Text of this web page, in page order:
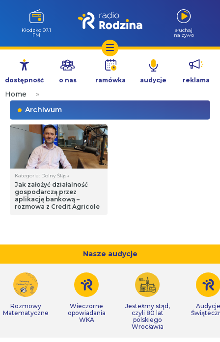
Przejdź
treści
Kłodzko 97.1
FM
słuchaj
na żywo
dostępność o nas ramówka audycje reklama
Home
»
Archiwum
Kategoria: Dolny Śląsk
Jak założyć działalność
gospodarczą przez
aplikację bankową –
rozmowa z Credit Agricole
Nasze audycje
Rozmowy
Matematyczne
Wieczorne
opowiadania
WKA
Jesteśmy stąd,
czyli 80 lat
polskiego
Wrocławia
Audycje